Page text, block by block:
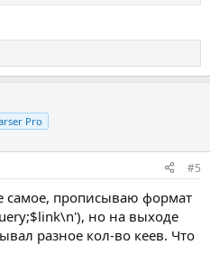
С помощью Конструктора
($query.link) с помощью
и сохраняете его в файл с
Pro
#5
самое, прописываю формат
но на выходе
разное кол-во кеев. Что